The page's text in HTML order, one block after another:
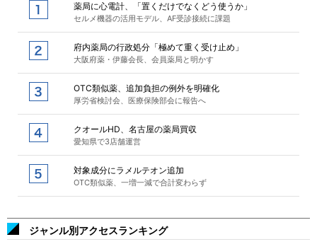
薬局に心電計、「置くだけでなくどう使うか」
セルメ機器の活用モデル、AF受診接続に課題
府内薬局の行政処分「極めて重く受け止め」
大阪府薬・伊藤会長、会員薬局と明かす
OTC類似薬、追加負担の例外を明確化
厚労省検討会、医療保険部会に報告へ
クオールHD、名古屋の薬局買収
愛知県で3店舗運営
対象成分にラメルテオン追加
OTC類似薬、一増一減で合計変わらず
ジャンル別アクセスランキング